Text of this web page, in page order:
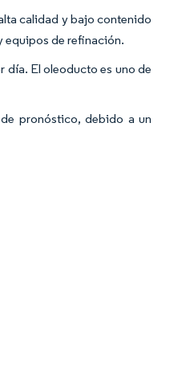
calidad y bajo contenido
equipos de refinación.
día. El oleoducto es uno de
pronóstico, debido a un